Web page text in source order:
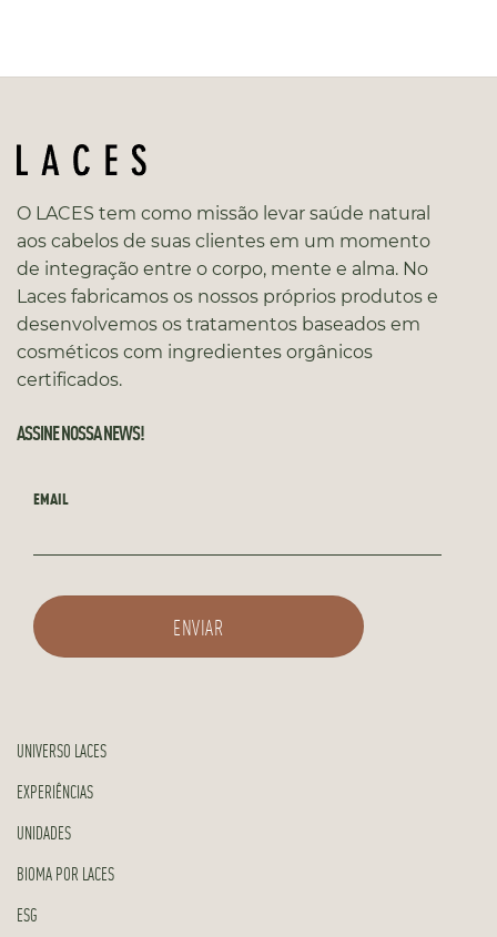
O LACES tem como missão levar saúde natural
aos cabelos de suas clientes em um momento
de integração entre o corpo, mente e alma. No
Laces fabricamos os nossos próprios produtos e
desenvolvemos os tratamentos baseados em
cosméticos com ingredientes orgânicos
certificados.
ASSINE NOSSA NEWS!
EMAIL
UNIVERSO LACES
EXPERIÊNCIAS
UNIDADES
BIOMA POR LACES
ESG